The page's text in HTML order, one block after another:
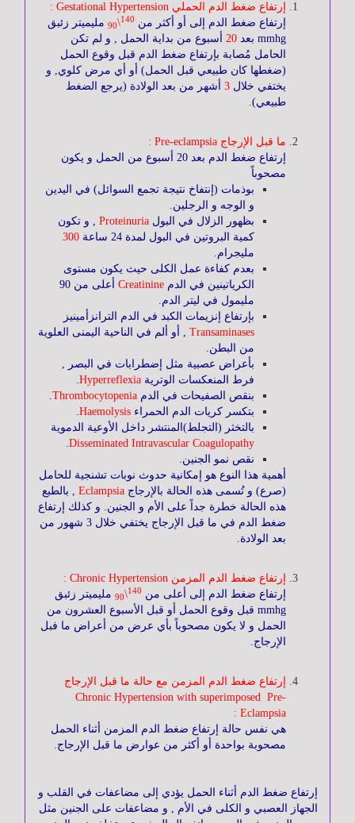
إرتفاع ضغط الدم الحملي Gestational Hypertension :
إرتفاع ضغط الدم إلى أو أكثر من 140
\
90 مليميتر زئبق
mmhg بعد
20 أسبوع من بداية الحمل , و لم تكن
الحامل مُصابة بإرتفاع ضغط الدم قبل وقوع الحمل
(ضغطها كان طبيعي قبل الحمل) أو أي مرض كلوي, و
يختفي خلال 3 أشهر من بعد الولادة (يرجع الضغط
طبيعي).
ما قبل الإرجاج Pre-eclampsia :
إرتفاع ضغط الدم بعد 20 أسبوع من الحمل و يكون
مصحوباً
بوذمات (إنتفاخ نتيجة تجمع السوائل) في اليدين
و الوجه و الرجلين.
بظهور الزلال في البول Proteinuria , و تكون
كمية البروتين في البول لمدة 24 ساعة
300
مليجرام.
بعدم كفاءة عمل الكلى حيث يكون مستوى
الكرياتينين في الدم Creatinine
أعلى من 90
مليمول في ليتر الدم.
بإرتفاع إنزيمات الكبد في الدم الترانزأمينيز
Transaminases , أو ألم في الناحية اليمنى العلوية
من البطن.
بأعراض عصبية مثل إضطرابات في البصر ,
فرط المنعكسات الوترية Hyperreflexia
.
بنقص الصفيحات في الدم Thrombocytopenia
.
بتكسر كريات الدم الحمراء Haemolysis
.
بالتخثر (التجلط)المنتشر داخل الأوعية الدموية
Disseminated Intravascular Coagulopathy
.
نقص نمو الجنين.
أهمية هذا النوع هو إمكانية حدوث نوبات تشنجية للحامل
(صرع) و تُسمى هذه الحالة بالإرجاج Eclampsia , بالطبع
هذه الحالة خطرة جداً على الأم و الجنين. و كذلك إرتفاع
ضغط الدم في ما قبل الإرجاج يختفي خلال 3 شهور من
بعد الولادة.
إرتفاع ضغط الدم المزمن Chronic Hypertension :
إرتفاع ضغط الدم إلى أعلى من 140
\
90 مليميتر زئبق
mmhg قبل وقوع الحمل أو قبل الأسبوع العشرون من
الحمل و لا يكون مصحوباً بأي عرض من أعراض ما فبل
الإرجاج.
إرتفاع ضغط الدم المزمن مع حالة ما قبل الإرجاج
Chronic Hypertension with superimposed Pre-
Eclampsia :
هي نفس حالة إرتفاع ضغط الدم المزمن أثناء الحمل
مصحوبة بواحدة أو أكثر من عوارض ما قبل الإرجاج.
إرتفاع ضغط الدم أثناء الحمل يؤدي إلى مضاعفات في القلب و
الجهاز العصبي و الكلى في الأم , و مضاعفات على الجنين مثل